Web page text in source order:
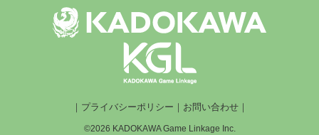
プライバシーポリシー お問い合わせ｜
©2026 KADOKAWA Game Linkage Inc.